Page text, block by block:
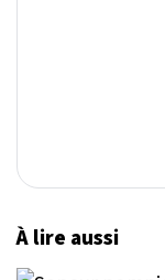
À lire aussi